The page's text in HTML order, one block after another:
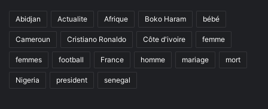
Abidjan Actualite Afrique Boko Haram bébé
Cameroun Cristiano Ronaldo Côte d'ivoire femme
femmes football France homme mariage mort
Nigeria president senegal